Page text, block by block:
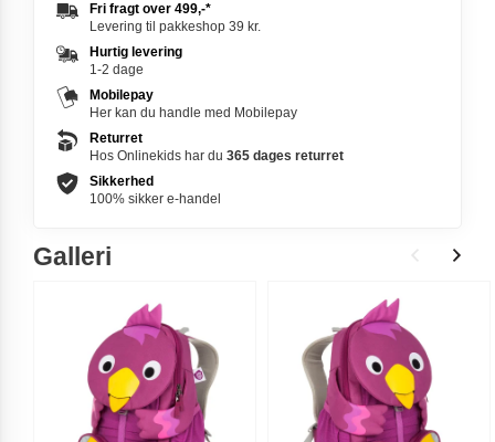
Fri fragt over 499,-*
Levering til pakkeshop 39 kr.
Hurtig levering
1-2 dage
Mobilepay
Her kan du handle med Mobilepay
Returret
Hos Onlinekids har du 365 dages returret
Sikkerhed
100% sikker e-handel
Galleri